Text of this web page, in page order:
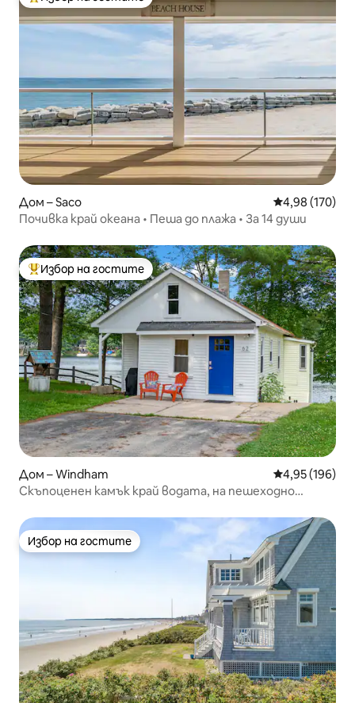
Най-популярен избор на гостите
Дом – Saco Средна
4,98 (170)
Почивка край океана • Пеша до плажа • За 14 души
Най-популярен избор на гостите
Избор на гостите
Дом – Windham Средна
4,95 (196)
Скъпоценен камък край водата, на пешеходно
Избор на гостите
Избор на гостите